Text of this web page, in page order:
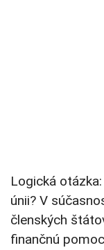
Logická
únii? V
členských
finančnú